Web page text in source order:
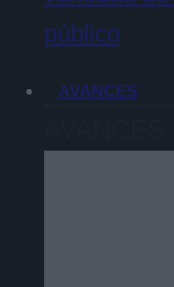
público
AVANCES